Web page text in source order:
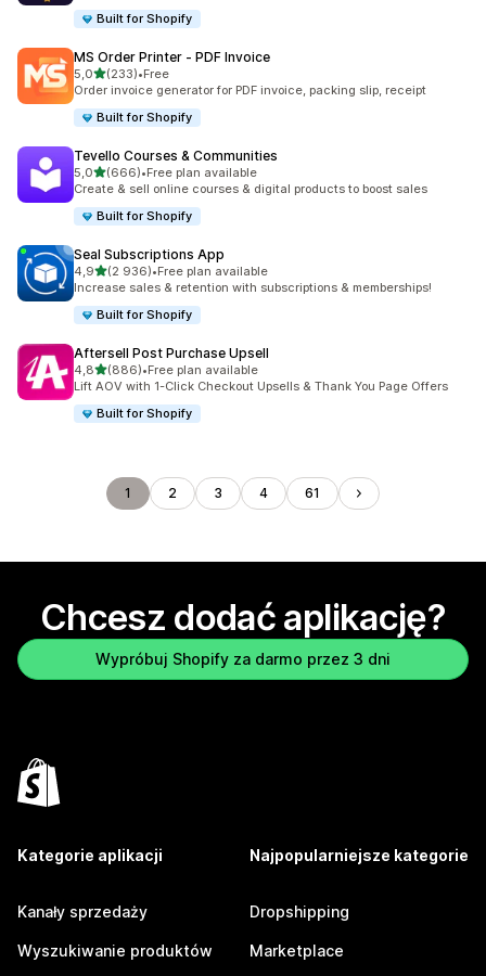
Built for Shopify
MS Order Printer ‑ PDF Invoice
5,0na 5 gwiazdek
(233)
Łączna liczba recenzji: 233
•Free
Order invoice generator for PDF invoice, packing slip, receipt
Built for Shopify
Tevello Courses & Communities
5,0na 5 gwiazdek
(666)
Łączna liczba recenzji: 666
•Free plan available
Create & sell online courses & digital products to boost sales
Built for Shopify
Seal Subscriptions App
4,9na 5 gwiazdek
(2 936)
Łączna liczba recenzji: 2936
•Free plan available
Increase sales & retention with subscriptions & memberships!
Built for Shopify
Aftersell Post Purchase Upsell
4,8na 5 gwiazdek
(886)
Łączna liczba recenzji: 886
•Free plan available
Lift AOV with 1-Click Checkout Upsells & Thank You Page Offers
Built for Shopify
1 2 3 4 61
Chcesz dodać aplikację?
Wypróbuj Shopify za darmo przez 3 dni
Kategorie aplikacji
Kanały sprzedaży
Wyszukiwanie produktów
Najpopularniejsze kategorie
Dropshipping
Marketplace